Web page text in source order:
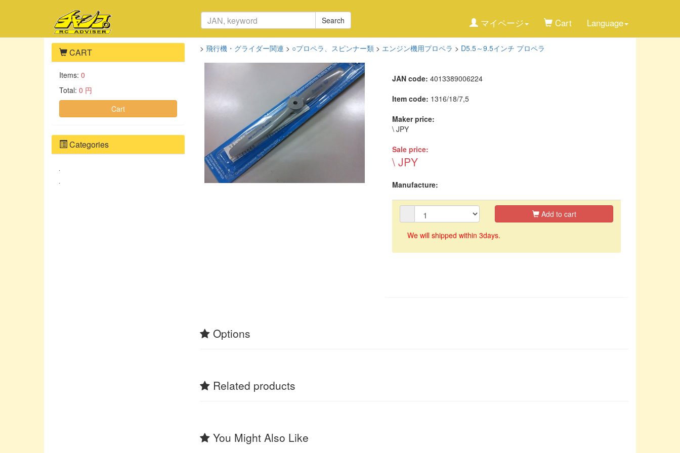
Search マイページ Cart Language
> 飛行機・グライダー関連 > ○プロペラ、スピンナー類> エンジン機用プロペラ > D5.5～9.5インチ プロペラ
JAN code:4013389006224
Item code: 1316/18/7,5
Maker price:
\ JPY
Sale price:
\ JPY
Manufacture:
Add to cart
We will shipped within 3days.
Options
Related products
You Might Also Like
CART
Items: 0
Total: 0 円
Cart
Categories